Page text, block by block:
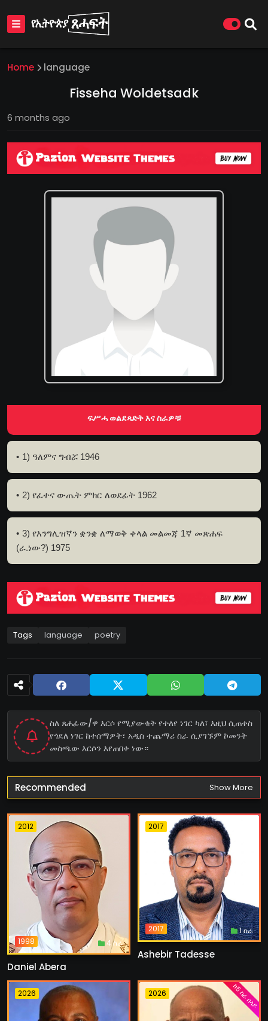
Home language
Fisseha Woldetsadk
6 months ago
ፍሥሓ ወልደጻድቅ እና ስራዎቹ
1) ዓለምና ግብሯ 1946
2) የፈተና ውጤት ምክር ለወደፊት 1962
3) የእንግሊዝኛን ቋንቋ ለማወቅ ቀላል መልመጃ 1ኛ መጽሐፍ
(ራ.ነው?) 1975
Tags language poetry
ስለ ጸሐፊው/ዋ እርሶ የሚያውቁት የተለየ ነገር ካለ፣ እዚህ ሲጠቀስ
የጎደለ ነገር ከተሰማዎት፣ አዲስ ተጨማሪ ስራ ሲያገኙም ኮመንት
መስጫው እርሶን እየጠበቀ ነው።
Recommended Show More
2012
1998 4 ስራ
Daniel Abera
2017
2017 1 ስራ
Ashebir Tadesse
2026 2026 ከ5 ስራ በላይ